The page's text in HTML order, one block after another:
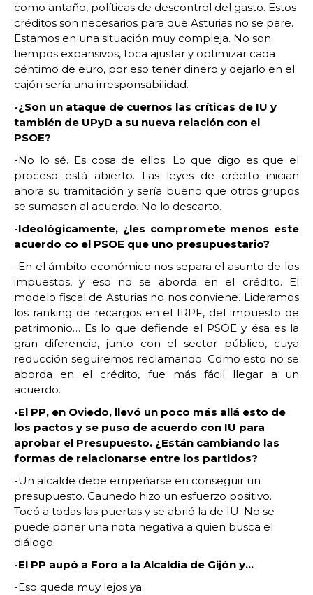
como antaño, políticas de descontrol del gasto. Estos
créditos son necesarios para que Asturias no se pare.
Estamos en una situación muy compleja. No son
tiempos expansivos, toca ajustar y optimizar cada
céntimo de euro, por eso tener dinero y dejarlo en el
cajón sería una irresponsabilidad.
-¿Son un ataque de cuernos las críticas de IU y
también de UPyD a su nueva relación con el
PSOE?
-No lo sé. Es cosa de ellos. Lo que digo es que el
proceso está abierto. Las leyes de crédito inician
ahora su tramitación y sería bueno que otros grupos
se sumasen al acuerdo. No lo descarto.
-Ideológicamente, ¿les compromete menos este
acuerdo co el PSOE que uno presupuestario?
-En el ámbito económico nos separa el asunto de los
impuestos, y eso no se aborda en el crédito. El
modelo fiscal de Asturias no nos conviene. Lideramos
los ranking de recargos en el IRPF, del impuesto de
patrimonio… Es lo que defiende el PSOE y ésa es la
gran diferencia, junto con el sector público, cuya
reducción seguiremos reclamando. Como esto no se
aborda en el crédito, fue más fácil llegar a un
acuerdo.
-El PP, en Oviedo, llevó un poco más allá esto de
los pactos y se puso de acuerdo con IU para
aprobar el Presupuesto. ¿Están cambiando las
formas de relacionarse entre los partidos?
-Un alcalde debe empeñarse en conseguir un
presupuesto. Caunedo hizo un esfuerzo positivo.
Tocó a todas las puertas y se abrió la de IU. No se
puede poner una nota negativa a quien busca el
diálogo.
-El PP aupó a Foro a la Alcaldía de Gijón y…
-Eso queda muy lejos ya.